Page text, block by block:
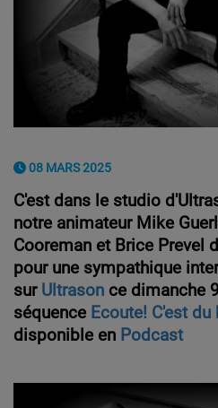
08 MARS 2025
C'est dans le studio
notre animateur Mike
Cooreman et Brice Prevel
pour une sympathique
sur Ultrason ce dimanche
séquence Ecoute! C'est du
disponible en Podcast